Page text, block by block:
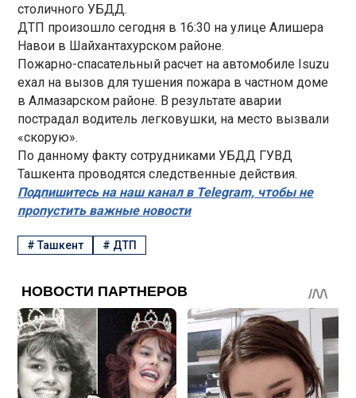
столичного УБДД.
ДТП произошло сегодня в 16:30 на улице Алишера
Навои в Шайхантахурском районе.
Пожарно-спасательный расчет на автомобиле Isuzu
ехал на вызов для тушения пожара в частном доме
в Алмазарском районе. В результате аварии
пострадал водитель легковушки, на место вызвали
«скорую».
По данному факту сотрудниками УБДД ГУВД
Ташкента проводятся следственные действия.
Подпишитесь на наш канал в Telegram, чтобы не
пропустить важные новости
#Ташкент # ДТП